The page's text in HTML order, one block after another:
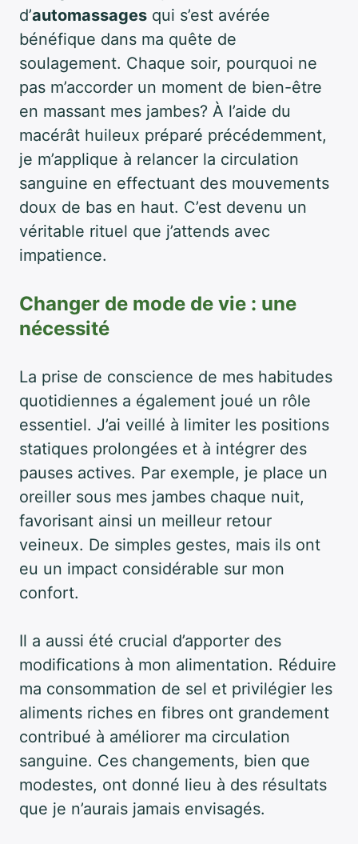
d’automassages qui s’est avérée
bénéfique dans ma quête de
soulagement. Chaque soir, pourquoi ne
pas m’accorder un moment de bien-être
en massant mes jambes? À l’aide du
macérât huileux préparé précédemment,
je m’applique à relancer la circulation
sanguine en effectuant des mouvements
doux de bas en haut. C’est devenu un
véritable rituel que j’attends avec
impatience.
Changer de mode de vie : une
nécessité
La prise de conscience de mes habitudes
quotidiennes a également joué un rôle
essentiel. J’ai veillé à limiter les positions
statiques prolongées et à intégrer des
pauses actives. Par exemple, je place un
oreiller sous mes jambes chaque nuit,
favorisant ainsi un meilleur retour
veineux. De simples gestes, mais ils ont
eu un impact considérable sur mon
confort.
Il a aussi été crucial d’apporter des
modifications à mon alimentation. Réduire
ma consommation de sel et privilégier les
aliments riches en fibres ont grandement
contribué à améliorer ma circulation
sanguine. Ces changements, bien que
modestes, ont donné lieu à des résultats
que je n’aurais jamais envisagés.